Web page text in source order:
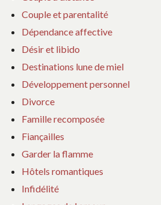
Couple et parentalité
Dépendance affective
Désir et libido
Destinations lune de miel
Développement personnel
Divorce
Famille recomposée
Fiançailles
Garder la flamme
Hôtels romantiques
Infidélité